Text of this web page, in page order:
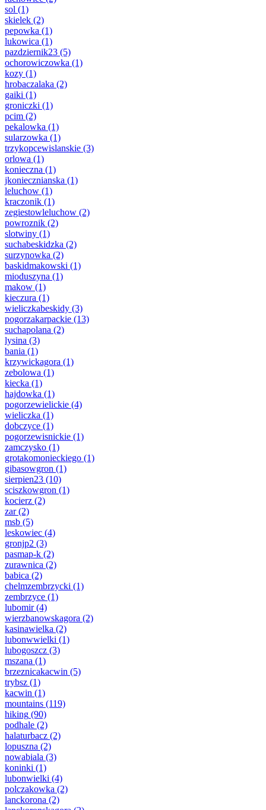
sol (1)
skielek (2)
pepowka (1)
lukowica (1)
pazdziernik23 (5)
ochorowiczowka (1)
kozy (1)
hrobaczalaka (2)
gaiki (1)
groniczki (1)
pcim (2)
pekalowka (1)
sularzowka (1)
trzykopcewislanskie (3)
orlowa (1)
konieczna (1)
jkoniecznianska (1)
leluchow (1)
kraczonik (1)
zegiestowleluchow (2)
powroznik (2)
slotwiny (1)
suchabeskidzka (2)
surzynowka (2)
baskidmakowski (1)
mioduszyna (1)
makow (1)
kieczura (1)
wieliczkabeskidy (3)
pogorzakarpackie (13)
suchapolana (2)
lysina (3)
bania (1)
krzywickagora (1)
zebolowa (1)
kiecka (1)
hajdowka (1)
pogorzewielickie (4)
wieliczka (1)
dobczyce (1)
pogorzewisnickie (1)
zamczysko (1)
grotakomonieckiego (1)
gibasowgron (1)
sierpien23 (10)
sciszkowgron (1)
kocierz (2)
zar(2)
msb (5)
leskowiec (4)
gronjp2 (3)
pasmap-k (2)
zurawnica (2)
babica (2)
chelmzembrzycki (1)
zembrzyce (1)
lubomir(4)
wierzbanowskagora (2)
kasinawielka (2)
lubonwwielki (1)
lubogoszcz (3)
mszana (1)
brzeznicakacwin (5)
trybsz (1)
kacwin (1)
mountains (119)
hiking (90)
podhale (2)
halaturbacz (2)
lopuszna (2)
nowabiala (3)
koninki (1)
lubonwielki (4)
polczakowka (2)
lanckorona (2)